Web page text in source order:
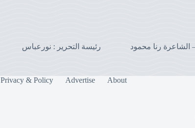
رنا محمود رئيسة التحرير : نورعباس
About
Advertise
Privacy & Policy